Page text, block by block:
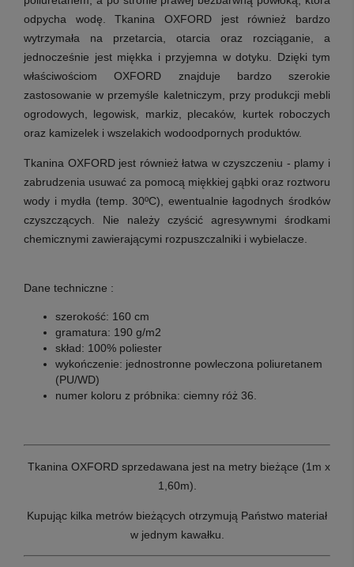
odpycha wodę. Tkanina OXFORD jest również bardzo
wytrzymała na przetarcia, otarcia oraz rozciąganie, a
jednocześnie jest miękka i przyjemna w dotyku. Dzięki tym
właściwościom OXFORD znajduje bardzo szerokie
zastosowanie w przemyśle kaletniczym, przy produkcji mebli
ogrodowych, legowisk, markiz, plecaków, kurtek roboczych
oraz kamizelek i wszelakich wodoodpornych produktów.
Tkanina OXFORD jest również łatwa w czyszczeniu - plamy i
zabrudzenia usuwać za pomocą miękkiej gąbki oraz roztworu
wody i mydła (temp. 30ºC), ewentualnie łagodnych środków
czyszczących. Nie należy czyścić agresywnymi środkami
chemicznymi zawierającymi rozpuszczalniki i wybielacze.
Dane techniczne :
szerokość: 160 cm
gramatura: 190 g/m2
skład: 100% poliester
wykończenie: jednostronne powleczona poliuretanem
(PU/WD)
numer koloru z próbnika: ciemny róż 36.
Tkanina OXFORD sprzedawana jest na metry bieżące (1m x
1,60m).
Kupując kilka metrów bieżących otrzymują Państwo materiał
w jednym kawałku.